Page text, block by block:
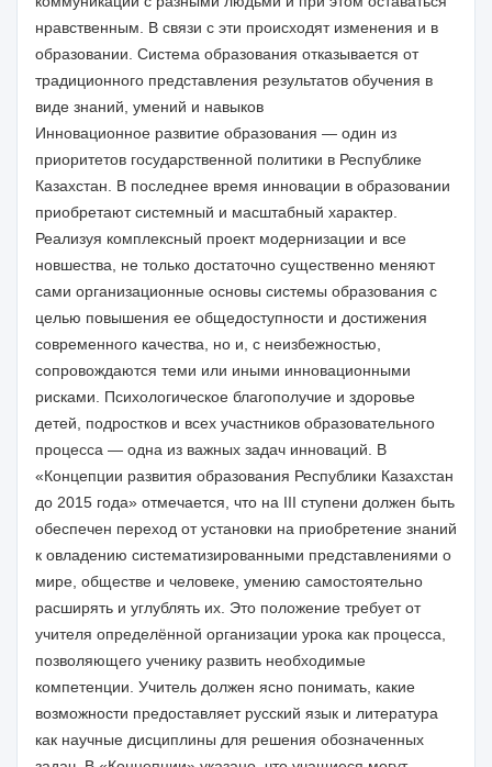
нравственным. В связи с эти происходят изменения и в
образовании. Система образования отказывается от
традиционного представления результатов обучения в
виде знаний, умений и навыков
Инновационное развитие образования — один из
приоритетов государственной политики в Республике
Казахстан. В последнее время инновации в образовании
приобретают системный и масштабный характер.
Реализуя комплексный проект модернизации и все
новшества, не только достаточно существенно меняют
сами организационные основы системы образования с
целью повышения ее общедоступности и достижения
современного качества, но и, с неизбежностью,
сопровождаются теми или иными инновационными
рисками. Психологическое благополучие и здоровье
детей, подростков и всех участников образовательного
процесса — одна из важных задач инноваций. В
«Концепции развития образования Республики Казахстан
до 2015 года» отмечается, что на III ступени должен быть
обеспечен переход от установки на приобретение знаний
к овладению систематизированными представлениями о
мире, обществе и человеке, умению самостоятельно
расширять и углублять их. Это положение требует от
учителя определённой организации урока как процесса,
позволяющего ученику развить необходимые
компетенции. Учитель должен ясно понимать, какие
возможности предоставляет русский язык и литература
как научные дисциплины для решения обозначенных